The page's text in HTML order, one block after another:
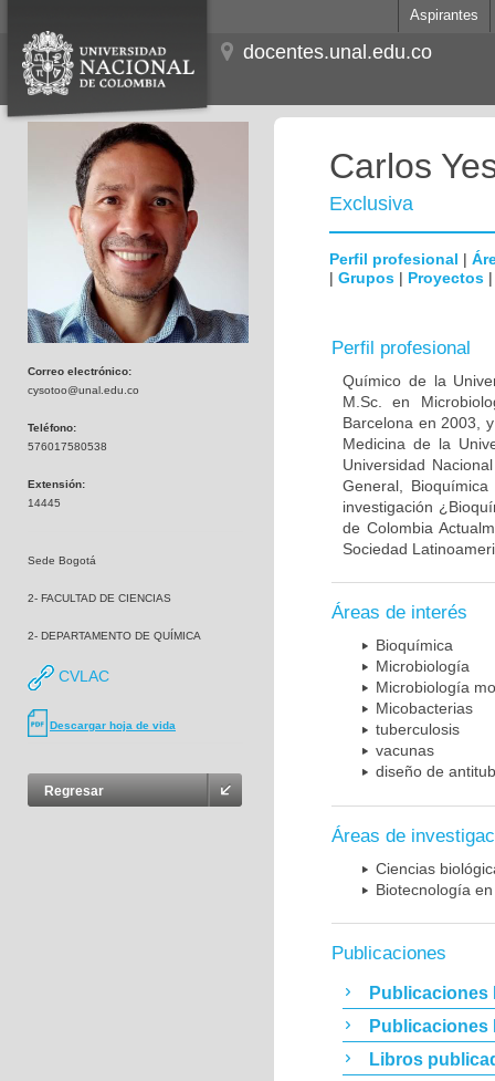
Aspirantes
docentes.unal.edu.co
Correo electrónico:
cysotoo@unal.edu.co
Teléfono:
576017580538
Extensión:
14445
Sede Bogotá
2- FACULTAD DE CIENCIAS
2- DEPARTAMENTO DE QUÍMICA
CVLAC
Descargar hoja de vida
Regresar
Carlos
Exclusiva
Perfil profesional |
| Grupos | Proyectos
Perfil profesional
Químico de la
M.Sc. en
Barcelona en 2003,
Medicina de la
Universidad
General,
investigación
de Colombia
Sociedad
Áreas de interés
Bioquímica
Microbiología
Microbiología
Micobacterias
tuberculosis
vacunas
diseño de
Áreas de
Ciencias
Biotecnología
Publicaciones
Publicaciones
Publicaciones
Libros